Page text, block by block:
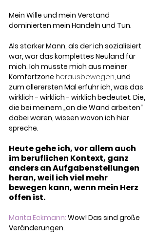
Mein Wille und mein Verstand
dominierten mein Handeln und Tun.
Als starker Mann, als der ich sozialisiert
war, war das komplettes Neuland für
mich. Ich musste mich aus meiner
Komfortzone herausbewegen, und
zum allerersten Mal erfuhr ich, was das
wirklich - wirklich - wirklich bedeutet. Die,
die bei meinem „an die Wand arbeiten“
dabei waren, wissen wovon ich hier
spreche.
Heute gehe ich, vor allem auch
im beruflichen Kontext, ganz
anders an Aufgabenstellungen
heran, weil ich viel mehr
bewegen kann, wenn mein Herz
offen ist.
Marita Eckmann: Wow! Das sind große
Veränderungen.